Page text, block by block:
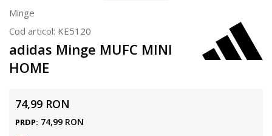
Minge
Cod articol: KE5120
adidas Minge MUFC MINI
HOME
74,99 RON
PRDP: 74,99 RON